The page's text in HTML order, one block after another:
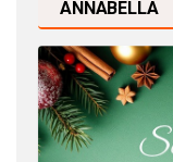
ANNABELLA